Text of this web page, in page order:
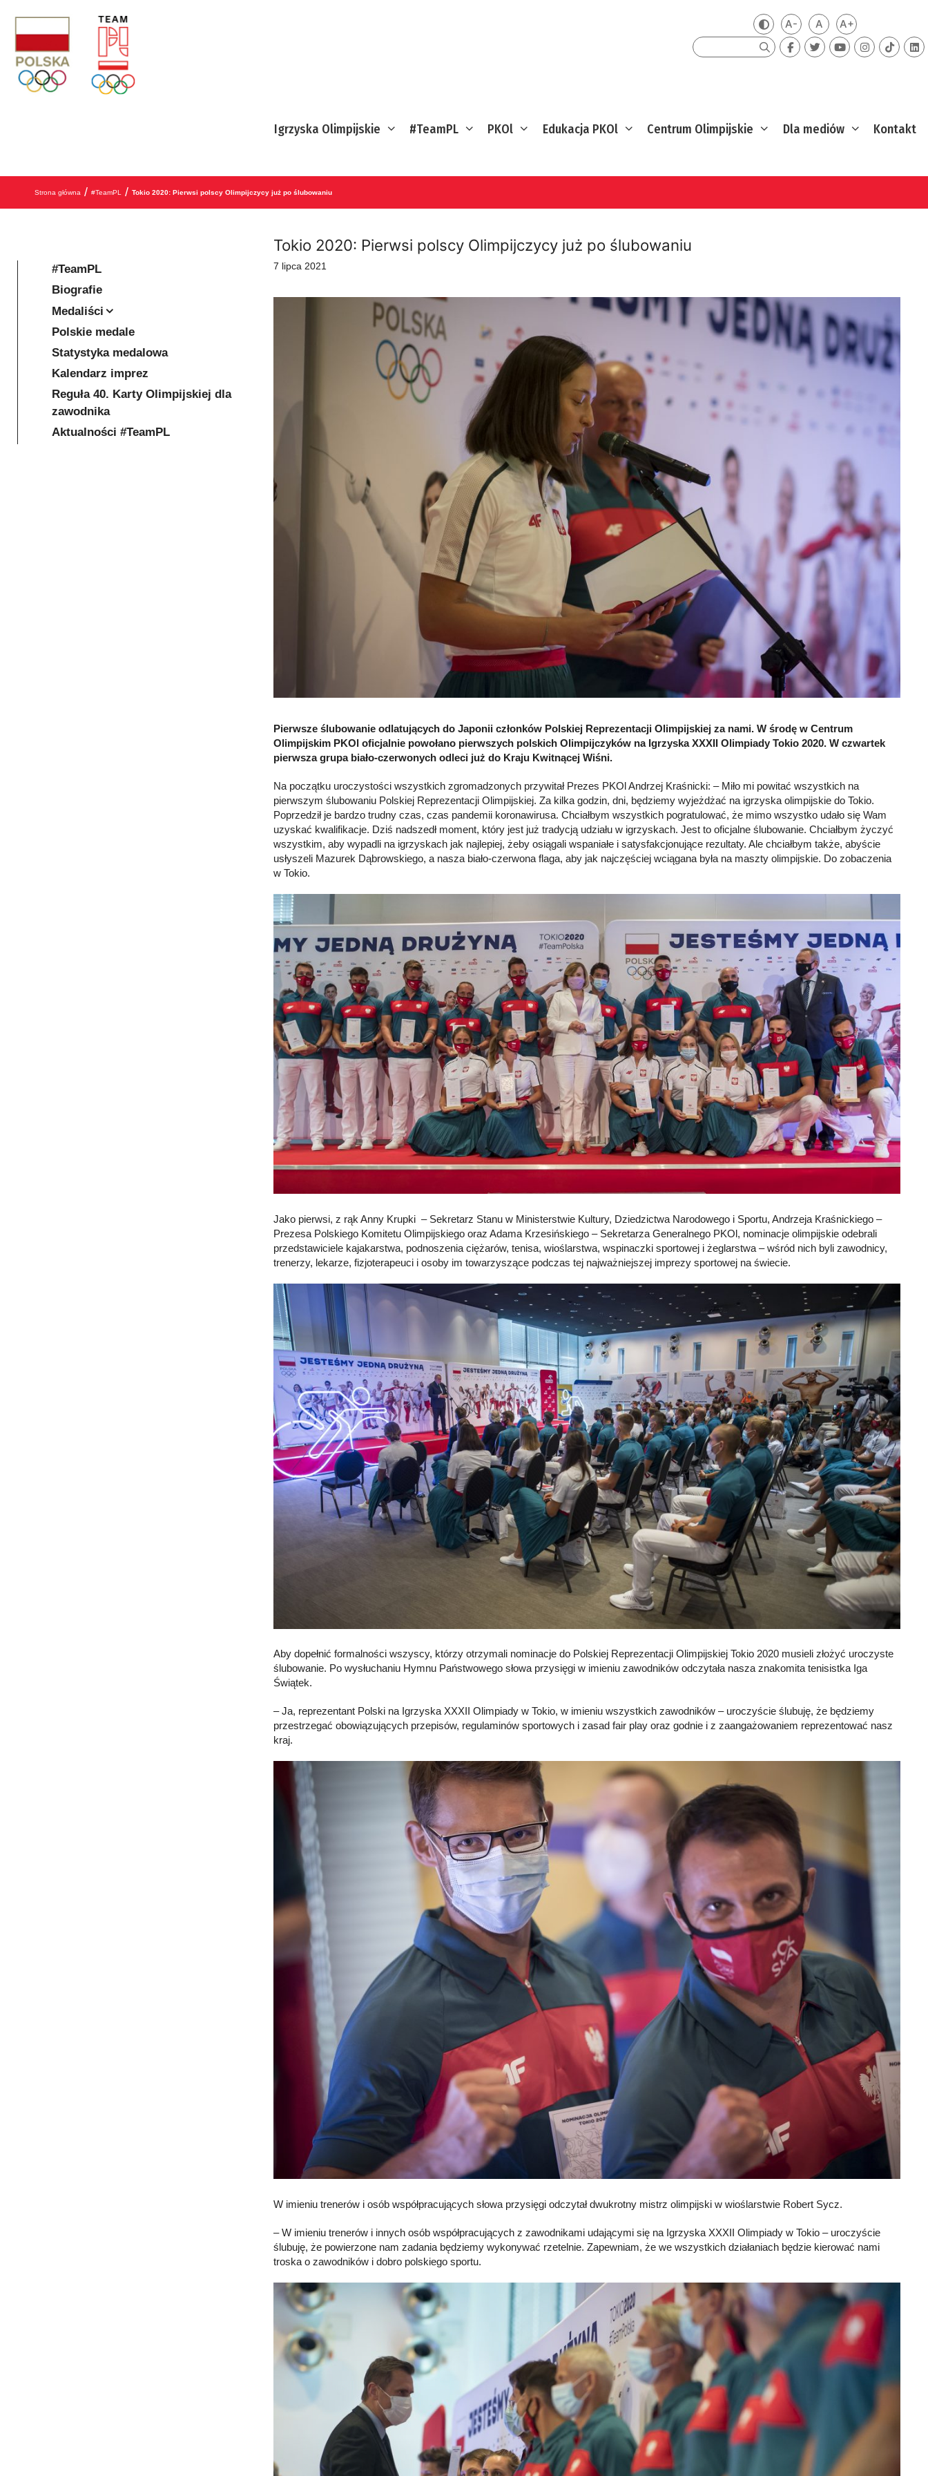
Zmień kontrast
A-Mniejsza czcionka
ADomyślna czcionka
A+Większa
Szukaj
Igrzyska Olimpijskie #TeamPL PKOl Edukacja PKOl Centrum Olimpijskie Dla mediów Kontakt
Strona główna / #TeamPL / Tokio 2020: Pierwsi polscy Olimpijczycy już po ślubowaniu
Tokio 2020: Pierwsi polscy Olimpijczycy już po ślubowaniu
7 lipca 2021
Pierwsze ślubowanie odlatujących do Japonii członków Polskiej Reprezentacji Olimpijskiej za nami. W środę w Centrum
Olimpijskim PKOl oficjalnie powołano pierwszych polskich Olimpijczyków na Igrzyska XXXII Olimpiady Tokio 2020. W czwartek
pierwsza grupa biało-czerwonych odleci już do Kraju Kwitnącej Wiśni.
Na początku uroczystości wszystkich zgromadzonych przywitał Prezes PKOl Andrzej Kraśnicki: – Miło mi powitać wszystkich na
pierwszym ślubowaniu Polskiej Reprezentacji Olimpijskiej. Za kilka godzin, dni, będziemy wyjeżdżać na igrzyska olimpijskie do Tokio.
Poprzedził je bardzo trudny czas, czas pandemii koronawirusa. Chciałbym wszystkich pogratulować, że mimo wszystko udało się Wam
uzyskać kwalifikacje. Dziś nadszedł moment, który jest już tradycją udziału w igrzyskach. Jest to oficjalne ślubowanie. Chciałbym życzyć
wszystkim, aby wypadli na igrzyskach jak najlepiej, żeby osiągali wspaniałe i satysfakcjonujące rezultaty. Ale chciałbym także, abyście
usłyszeli Mazurek Dąbrowskiego, a nasza biało-czerwona flaga, aby jak najczęściej wciągana była na maszty olimpijskie. Do zobaczenia
w Tokio.
Jako pierwsi, z rąk Anny Krupki – Sekretarz Stanu w Ministerstwie Kultury, Dziedzictwa Narodowego i Sportu, Andrzeja Kraśnickiego –
Prezesa Polskiego Komitetu Olimpijskiego oraz Adama Krzesińskiego – Sekretarza Generalnego PKOl, nominacje olimpijskie odebrali
przedstawiciele kajakarstwa, podnoszenia ciężarów, tenisa, wioślarstwa, wspinaczki sportowej i żeglarstwa – wśród nich byli zawodnicy,
trenerzy, lekarze, fizjoterapeuci i osoby im towarzyszące podczas tej najważniejszej imprezy sportowej na świecie.
Aby dopełnić formalności wszyscy, którzy otrzymali nominacje do Polskiej Reprezentacji Olimpijskiej Tokio 2020 musieli złożyć uroczyste
ślubowanie. Po wysłuchaniu Hymnu Państwowego słowa przysięgi w imieniu zawodników odczytała nasza znakomita tenisistka Iga
Świątek.
– Ja, reprezentant Polski na Igrzyska XXXII Olimpiady w Tokio, w imieniu wszystkich zawodników – uroczyście ślubuję, że będziemy
przestrzegać obowiązujących przepisów, regulaminów sportowych i zasad fair play oraz godnie i z zaangażowaniem reprezentować nasz
kraj.
W imieniu trenerów i osób współpracujących słowa przysięgi odczytał dwukrotny mistrz olimpijski w wioślarstwie Robert Sycz.
– W imieniu trenerów i innych osób współpracujących z zawodnikami udającymi się na Igrzyska XXXII Olimpiady w Tokio – uroczyście
ślubuję, że powierzone nam zadania będziemy wykonywać rzetelnie. Zapewniam, że we wszystkich działaniach będzie kierować nami
troska o zawodników i dobro polskiego sportu.
#TeamPL
Biografie
Medaliści
Polskie medale
Statystyka medalowa
Kalendarz imprez
Reguła 40. Karty Olimpijskiej dla
zawodnika
Aktualności #TeamPL